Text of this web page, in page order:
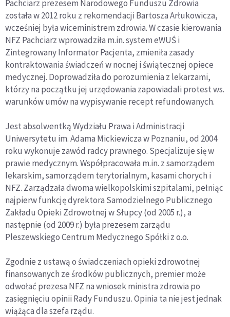
Pachciarz prezesem Narodowego Funduszu Zdrowia
została w 2012 roku z rekomendacji Bartosza Arłukowicza,
wcześniej była wiceministrem zdrowia. W czasie kierowania
NFZ Pachciarz wprowadziła m.in. system eWUŚ i
Zintegrowany Informator Pacjenta, zmieniła zasady
kontraktowania świadczeń w nocnej i świątecznej opiece
medycznej. Doprowadziła do porozumienia z lekarzami,
którzy na początku jej urzędowania zapowiadali protest ws.
warunków umów na wypisywanie recept refundowanych.
Jest absolwentką Wydziału Prawa i Administracji
Uniwersytetu im. Adama Mickiewicza w Poznaniu, od 2004
roku wykonuje zawód radcy prawnego. Specjalizuje się w
prawie medycznym. Współpracowała m.in. z samorządem
lekarskim, samorządem terytorialnym, kasami chorych i
NFZ. Zarządzała dwoma wielkopolskimi szpitalami, pełniąc
najpierw funkcję dyrektora Samodzielnego Publicznego
Zakładu Opieki Zdrowotnej w Słupcy (od 2005 r.), a
następnie (od 2009 r.) była prezesem zarządu
Pleszewskiego Centrum Medycznego Spółki z o.o.
Zgodnie z ustawą o świadczeniach opieki zdrowotnej
finansowanych ze środków publicznych, premier może
odwołać prezesa NFZ na wniosek ministra zdrowia po
zasięgnięciu opinii Rady Funduszu. Opinia ta nie jest jednak
wiążąca dla szefa rządu.